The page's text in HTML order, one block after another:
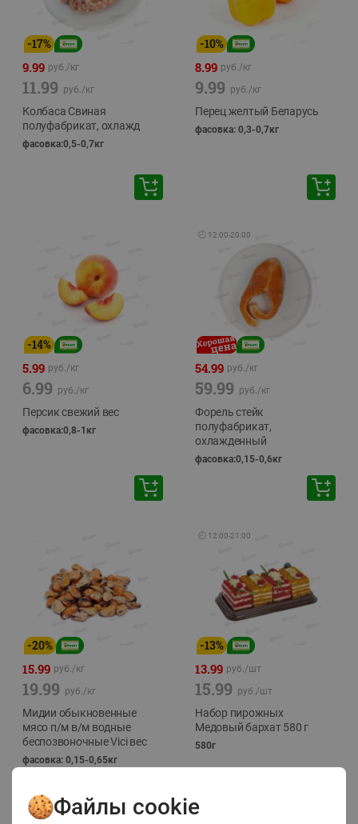
-17%
9.99 руб./кг
11.99 руб./кг
Колбаса Свиная
полуфабрикат, охлажд
фасовка:0,5-0,7кг
-10%
8.99 руб./кг
9.99 руб./кг
Перец желтый Беларусь
фасовка: 0,3-0,7кг
-14%
5.99 руб./кг
6.99 руб./кг
Персик свежий вес
фасовка:0,8-1кг
🕘 12:00-20:00
54.99 руб./кг
59.99 руб./кг
Форель стейк
полуфабрикат,
охлажденный
фасовка:0,15-0,6кг
-20%
15.99 руб./кг
19.99 руб./кг
Мидии обыкновенные
мясо п/м в/м водные
беспозвоночные Vici вес
фасовка: 0,15-0,65кг
🕘 12:00-21:00
-13%
13.99 руб./шт
15.99 руб./шт
Набор пирожных
Медовый бархат 580 г
580г
Файлы cookie